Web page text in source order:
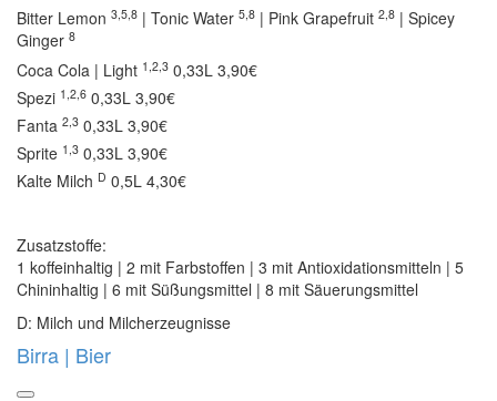
Bitter Lemon 3,5,8 | Tonic Water 5,8 | Pink Grapefruit 2,8 | Spicey
Ginger 8
Coca Cola | Light 1,2,3 0,33L 3,90€
Spezi 1,2,6 0,33L 3,90€
Fanta 2,3 0,33L 3,90€
Sprite 1,3 0,33L 3,90€
Kalte Milch D 0,5L 4,30€
Zusatzstoffe:
1 koffeinhaltig | 2 mit Farbstoffen | 3 mit Antioxidationsmitteln | 5
Chininhaltig | 6 mit Süßungsmittel | 8 mit Säuerungsmittel
D: Milch und Milcherzeugnisse
Birra | Bier